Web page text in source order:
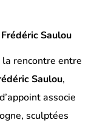
Frédéric Saulou
rencontre entre
Saulou,
associe
sculptées